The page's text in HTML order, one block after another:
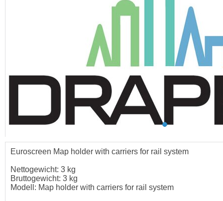
Euroscreen Map holder with carriers for rail system
Nettogewicht: 3 kg
Bruttogewicht: 3 kg
Modell: Map holder with carriers for rail system